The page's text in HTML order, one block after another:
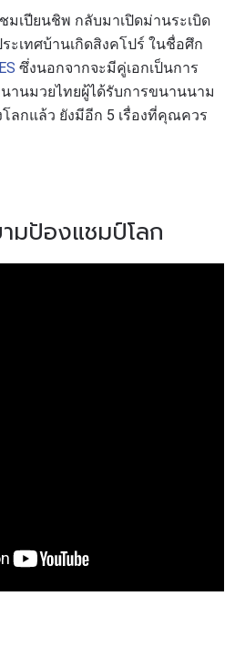
เปียนชิพ กลับมาเปิดม่านระเบิด
เทศบ้านเกิดสิงคโปร์ ในชื่อศึก
ซึ่งนอกจากจะมีคู่เอกเป็นการ
านมวยไทยผู้ได้รับการขนานนาม
ลกแล้ว ยังมีอีก 5 เรื่องที่คุณควร
มป้องแชมป์โลก